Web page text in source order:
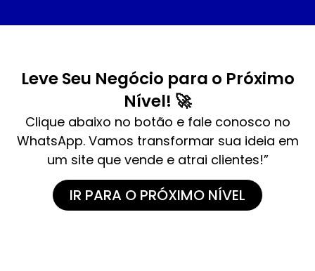
Leve Seu Negócio para o Próximo
Nível! 🚀
Clique abaixo no botão e fale conosco no
WhatsApp. Vamos transformar sua ideia em
um site que vende e atrai clientes!”
IR PARA O PRÓXIMO NÍVEL